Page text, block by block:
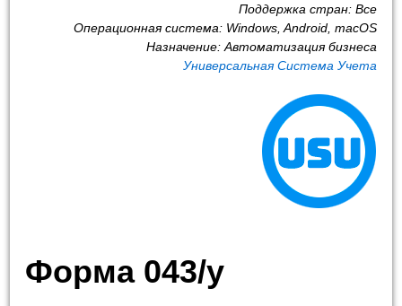
Поддержка стран: Все
Операционная система: Windows, Android, macOS
Назначение: Автоматизация бизнеса
Универсальная Система Учета
Форма 043/у